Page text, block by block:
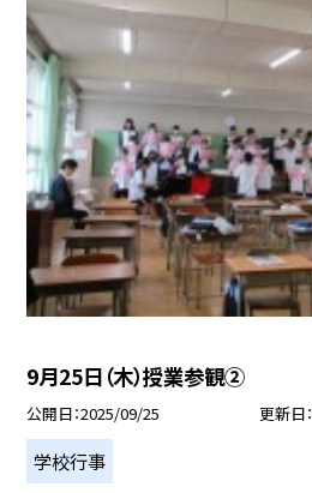
9月25日（木）授業参観②
公開日 2025/09/25 更新日
学校行事